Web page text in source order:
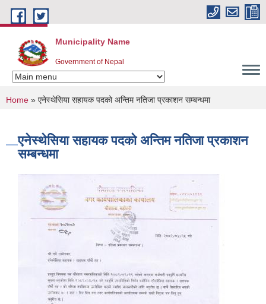
Skip to main content
Municipality Name
Government of Nepal
You are here
Home » एनेस्थेसिया सहायक पदको अन्तिम नतिजा प्रकाशन सम्बन्धमा
एनेस्थेसिया सहायक पदको अन्तिम नतिजा प्रकाशन
सम्बन्धमा